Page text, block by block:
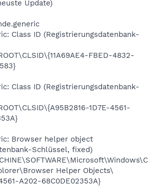
Update)
Class ID (Registrierungsdatenbank-
FBED-4832-
Class ID (Registrierungsdatenbank-
1D7E-4561-
Browser helper object
Schlüssel, fixed)
Helper Objects\
A202-68C0DE02353A}